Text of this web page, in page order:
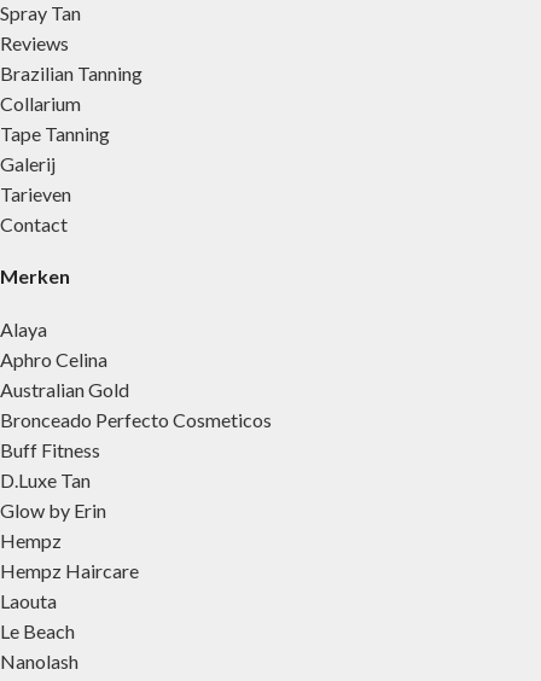
Spray Tan
Reviews
Brazilian Tanning
Collarium
Tape Tanning
Galerij
Tarieven
Contact
Merken
Alaya
Aphro Celina
Australian Gold
Bronceado Perfecto Cosmeticos
Buff Fitness
D.Luxe Tan
Glow by Erin
Hempz
Hempz Haircare
Laouta
Le Beach
Nanolash